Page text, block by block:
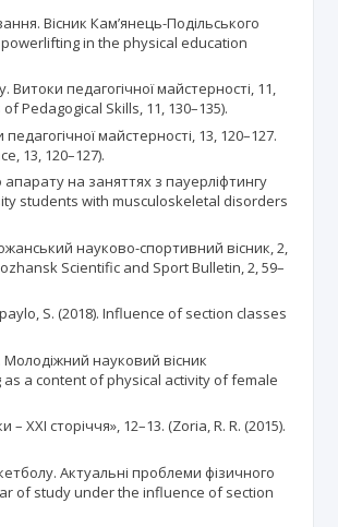
Вісник Кам’янець-Подільського
powerlifting in the physical education
педагогічної майстерності, 11,
Pedagogical Skills, 11, 130–135).
майстерності, 13, 120–127.
13, 120–127).
на заняттях з пауерліфтингу
students with musculoskeletal disorders
науково-спортивний вісник, 2,
Scientific and Sport Bulletin, 2, 59–
S. (2018). Influence of section classes
науковий вісник
as a content of physical activity of female
ХХI сторіччя», 12–13. (Zoria, R. R. (2015).
Актуальні проблеми фізичного
of study under the influence of section